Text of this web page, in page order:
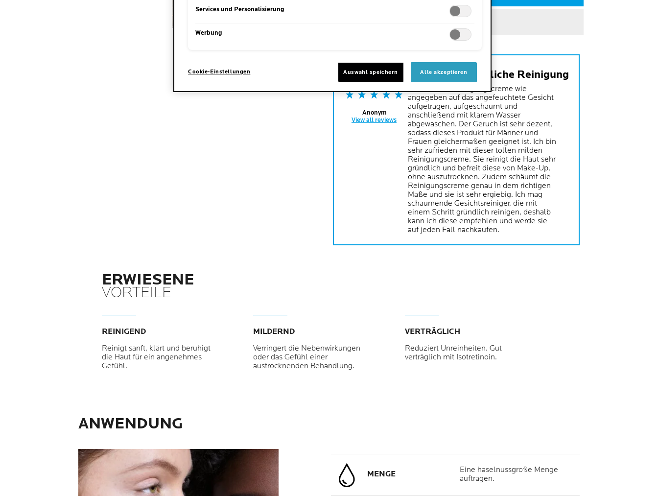
5/5
Anonym
View all reviews
Milde und gründliche Reinigung
Ich habe die Reinigungscreme wie
angegeben auf das angefeuchtete Gesicht
aufgetragen, aufgeschäumt und
anschließend mit klarem Wasser
abgewaschen. Der Geruch ist sehr dezent,
sodass dieses Produkt für Männer und
Frauen gleichermaßen geeignet ist. Ich bin
sehr zufrieden mit dieser tollen milden
Reinigungscreme. Sie reinigt die Haut sehr
gründlich und befreit diese von Make-Up,
ohne auszutrocknen. Zudem schäumt die
Reinigungscreme genau in dem richtigen
Maße und sie ist sehr ergiebig. Ich mag
schäumende Gesichtsreiniger, die mit
einem Schritt gründlich reinigen, deshalb
kann ich diese empfehlen und werde sie
auf jeden Fall nachkaufen.
ERWIESENE
VORTEILE
REINIGEND
Reinigt sanft, klärt und beruhigt
die Haut für ein angenehmes
Gefühl.
MILDERND
Verringert die Nebenwirkungen
oder das Gefühl einer
austrocknenden Behandlung.
VERTRÄGLICH
Reduziert Unreinheiten. Gut
verträglich mit Isotretinoin.
ANWENDUNG
MENGE
Eine haselnussgroße Menge
auftragen.
Services und Personalisierung
Werbung
Cookie-Einstellungen Auswahl speichern Alle akzeptieren